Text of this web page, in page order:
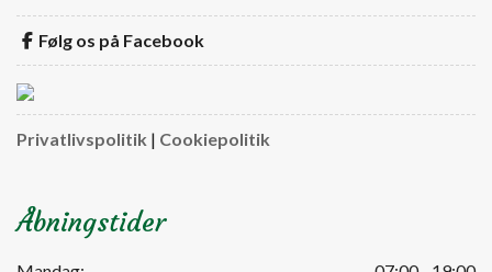
Følg os på Facebook
Privatlivspolitik | Cookiepolitik
Åbningstider